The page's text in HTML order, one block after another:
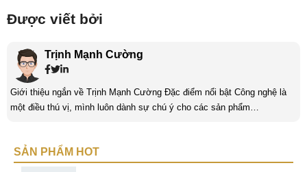
Được viết bởi
Trịnh Mạnh Cường
Giới thiệu ngắn về Trịnh Mạnh Cường Đặc điểm nổi bật Công nghệ là
một điều thú vị, mình luôn dành sự chú ý cho các sản phẩm
hiểu biết mới mẻ và thú vị. Tinh thần tự giác và sự chuyên nghiệp là
SẢN PHẨM HOT